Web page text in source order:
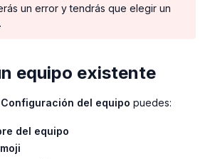
un error y tendrás que elegir un
equipo existente
Configuración del equipo puedes:
del equipo